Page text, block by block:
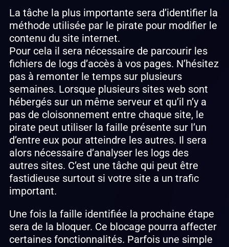
La tâche la plus importante sera d’identifier la
méthode utilisée par le pirate pour modifier le
contenu du site internet.
Pour cela il sera nécessaire de parcourir les
fichiers de logs d’accès à vos pages. N’hésitez
pas à remonter le temps sur plusieurs
semaines. Lorsque plusieurs sites web sont
hébergés sur un même serveur et qu’il n’y a
pas de cloisonnement entre chaque site, le
pirate peut utiliser la faille présente sur l’un
d’entre eux pour atteindre les autres. Il sera
alors nécessaire d’analyser les logs des
autres sites. C’est une tâche qui peut être
fastidieuse surtout si votre site a un trafic
important.
Une fois la faille identifiée la prochaine étape
sera de la bloquer. Ce blocage pourra affecter
certaines fonctionnalités. Parfois une simple